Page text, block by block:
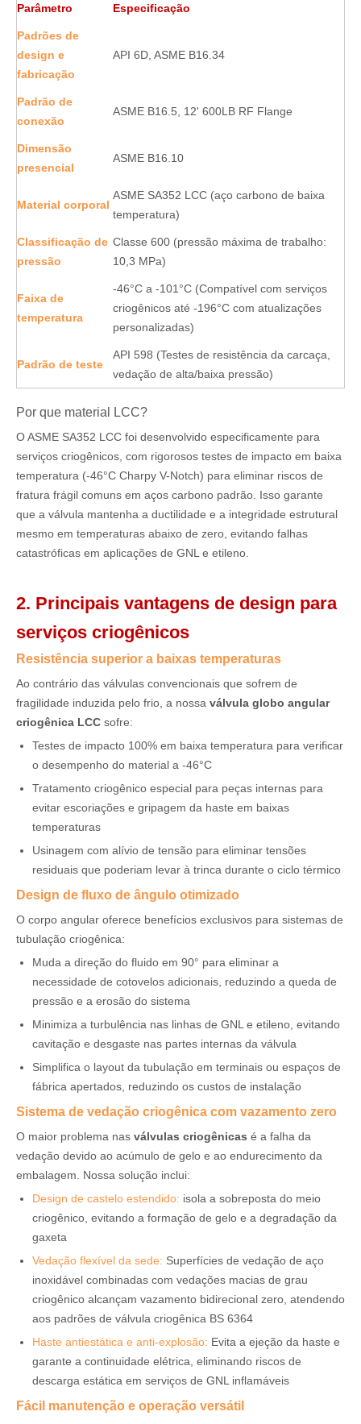
Parâmetro Especificação
Padrões de
design e
fabricação
API 6D, ASME B16.34
Padrão de
conexão
ASME B16.5, 12' 600LB RF Flange
Dimensão
presencial
ASME B16.10
Material corporal
ASME SA352 LCC (aço carbono de baixa
temperatura)
Classificação de
pressão
Classe 600 (pressão máxima de trabalho:
10,3 MPa)
Faixa de
temperatura
-46°C a -101°C (Compatível com serviços
criogênicos até -196°C com atualizações
personalizadas)
Padrão de teste
API 598 (Testes de resistência da carcaça,
vedação de alta/baixa pressão)
Por que material LCC?
O ASME SA352 LCC foi desenvolvido especificamente para
serviços criogênicos, com rigorosos testes de impacto em baixa
temperatura (-46°C Charpy V-Notch) para eliminar riscos de
fratura frágil comuns em aços carbono padrão. Isso garante
que a válvula mantenha a ductilidade e a integridade estrutural
mesmo em temperaturas abaixo de zero, evitando falhas
catastróficas em aplicações de GNL e etileno.
2. Principais vantagens de design para
serviços criogênicos
Resistência superior a baixas temperaturas
Ao contrário das válvulas convencionais que sofrem de
fragilidade induzida pelo frio, a nossa válvula globo angular
criogênica LCC sofre:
Testes de impacto 100% em baixa temperatura para verificar
o desempenho do material a -46°C
Tratamento criogênico especial para peças internas para
evitar escoriações e gripagem da haste em baixas
temperaturas
Usinagem com alívio de tensão para eliminar tensões
residuais que poderiam levar à trinca durante o ciclo térmico
Design de fluxo de ângulo otimizado
O corpo angular oferece benefícios exclusivos para sistemas de
tubulação criogênica:
Muda a direção do fluido em 90° para eliminar a
necessidade de cotovelos adicionais, reduzindo a queda de
pressão e a erosão do sistema
Minimiza a turbulência nas linhas de GNL e etileno, evitando
cavitação e desgaste nas partes internas da válvula
Simplifica o layout da tubulação em terminais ou espaços de
fábrica apertados, reduzindo os custos de instalação
Sistema de vedação criogênica com vazamento zero
O maior problema nas válvulas criogênicas é a falha da
vedação devido ao acúmulo de gelo e ao endurecimento da
embalagem. Nossa solução inclui:
Design de castelo estendido: isola a sobreposta do meio
criogênico, evitando a formação de gelo e a degradação da
gaxeta
Vedação flexível da sede: Superfícies de vedação de aço
inoxidável combinadas com vedações macias de grau
criogênico alcançam vazamento bidirecional zero, atendendo
aos padrões de válvula criogênica BS 6364
Haste antiestática e anti-explosão: Evita a ejeção da haste e
garante a continuidade elétrica, eliminando riscos de
descarga estática em serviços de GNL inflamáveis
Fácil manutenção e operação versátil